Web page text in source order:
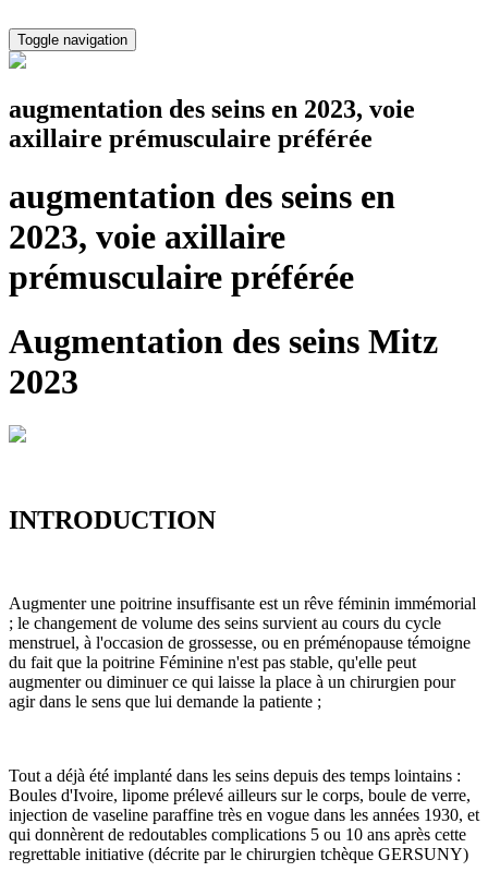
Toggle navigation
augmentation des seins en 2023, voie
axillaire prémusculaire préférée
augmentation des seins en
2023, voie axillaire
prémusculaire préférée
Augmentation des seins Mitz
2023
INTRODUCTION
Augmenter une poitrine insuffisante est un rêve féminin immémorial
; le changement de volume des seins survient au cours du cycle
menstruel, à l'occasion de grossesse, ou en préménopause témoigne
du fait que la poitrine Féminine n'est pas stable, qu'elle peut
augmenter ou diminuer ce qui laisse la place à un chirurgien pour
agir dans le sens que lui demande la patiente ;
Tout a déjà été implanté dans les seins depuis des temps lointains :
Boules d'Ivoire, lipome prélevé ailleurs sur le corps, boule de verre,
injection de vaseline paraffine très en vogue dans les années 1930, et
qui donnèrent de redoutables complications 5 ou 10 ans après cette
regrettable initiative (décrite par le chirurgien tchèque GERSUNY)